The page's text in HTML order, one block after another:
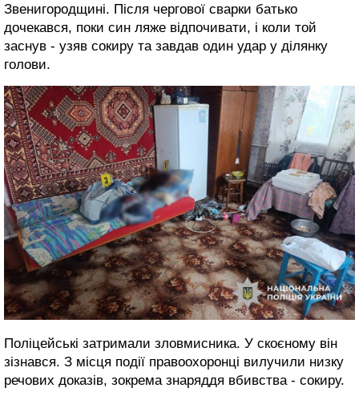
Звенигородщині. Після чергової сварки батько
дочекався, поки син ляже відпочивати, і коли той
заснув - узяв сокиру та завдав один удар у ділянку
голови.
Поліцейські затримали зловмисника. У скоєному він
зізнався. З місця події правоохоронці вилучили низку
речових доказів, зокрема знаряддя вбивства - сокиру.